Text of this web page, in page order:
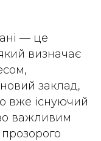
— це
визначає
заклад,
вже існуючий
важливим